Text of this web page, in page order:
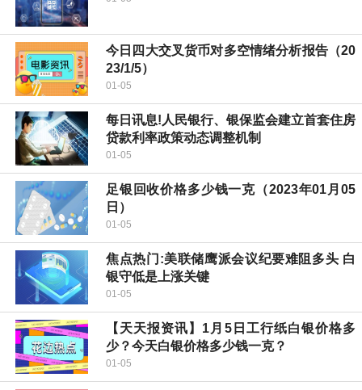
今日四大交叉货币对多空情绪分析报告（20
23/1/5）
01-05
每日讯息!人民银行、银保监会建立首套住房
贷款利率政策动态调整机制
01-05
足银回收价格多少钱一克（2023年01月05
日）
01-05
焦点热门:美联储鹰派会议纪要难阻多头 白
银守低是上涨关键
01-05
【天天报资讯】1月5日工行纸白银价格多
少？今天白银价格多少钱一克？
01-05